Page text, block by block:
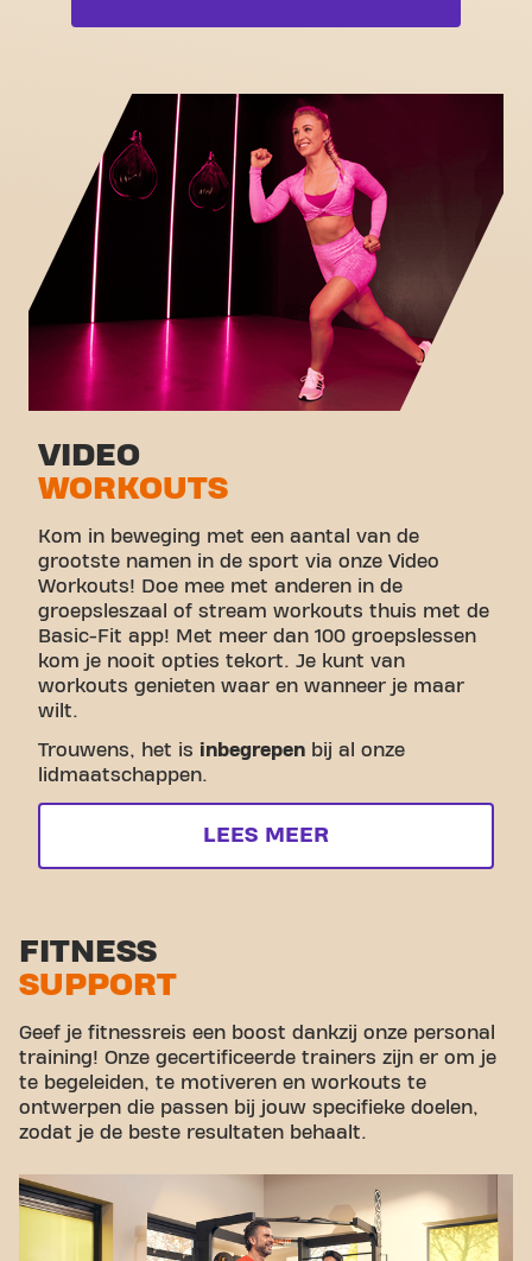
Box
Volledige lijst bekijken
Stretch zone
Virtual cycling
Rondleiding
VIDEO
WORKOUTS
Kom in beweging met een aantal van de
grootste namen in de sport via onze Video
Workouts! Doe mee met anderen in de
groepsleszaal of stream workouts thuis met de
Basic-Fit app! Met meer dan 100 groepslessen
kom je nooit opties tekort. Je kunt van
workouts genieten waar en wanneer je maar
wilt.
Trouwens, het is inbegrepen bij al onze
lidmaatschappen.
LEES MEER
FITNESS
SUPPORT
Geef je fitnessreis een boost dankzij onze personal
training! Onze gecertificeerde trainers zijn er om je
te begeleiden, te motiveren en workouts te
ontwerpen die passen bij jouw specifieke doelen,
zodat je de beste resultaten behaalt.